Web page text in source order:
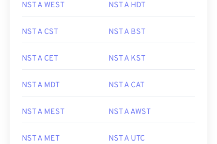
NST A WEST NST A HDT
NST A CST NST A BST
NST A CET NST A KST
NST A MDT NST A CAT
NST A MEST NST A AWST
NST A MET NST A UTC